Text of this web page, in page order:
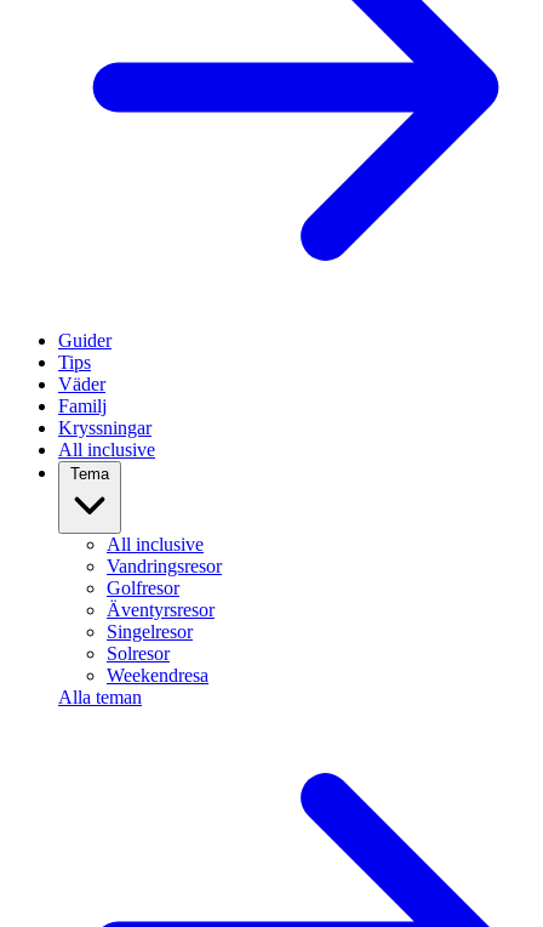
Guider
Tips
Väder
Familj
Kryssningar
All inclusive
Tema
All inclusive
Vandringsresor
Golfresor
Äventyrsresor
Singelresor
Solresor
Weekendresa
Alla teman